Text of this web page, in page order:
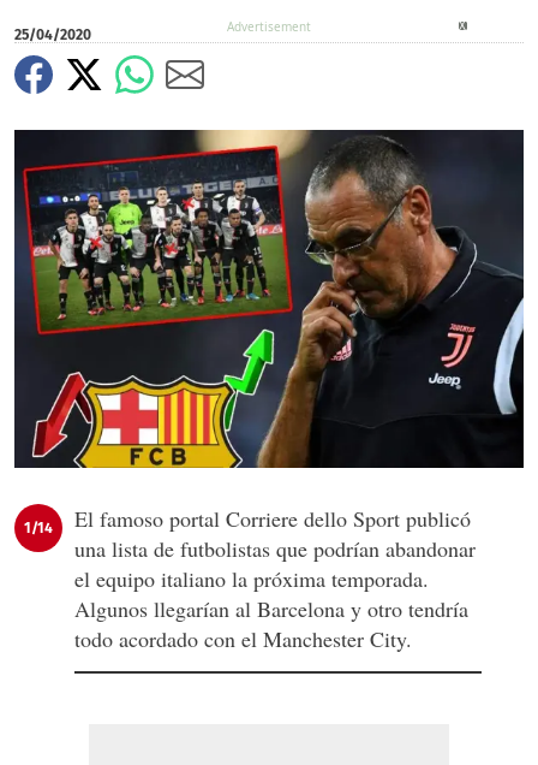
25/04/2020
1/14
El famoso portal Corriere dello Sport publicó
una lista de futbolistas que podrían abandonar
el equipo italiano la próxima temporada.
Algunos llegarían al Barcelona y otro tendría
todo acordado con el Manchester City.
X